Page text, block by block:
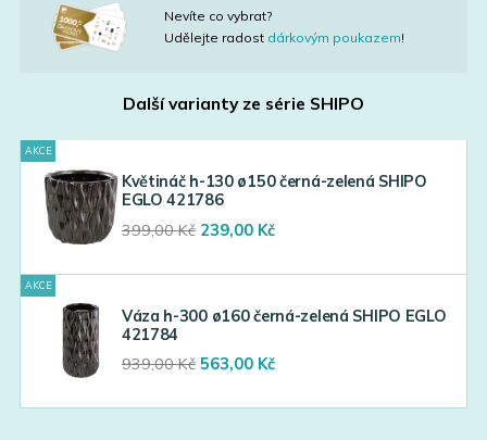
Nevíte co vybrat?
Udělejte radost dárkovým poukazem!
Další varianty ze série SHIPO
AKCE
Květináč h-130 ø150 černá-zelená SHIPO
EGLO 421786
399,00Kč Original
was:
239,00 KčCurrent
is:
AKCE
Váza h-300 ø160 černá-zelená SHIPO EGLO
421784
939,00Kč Original
was:
563,00 KčCurrent
is: